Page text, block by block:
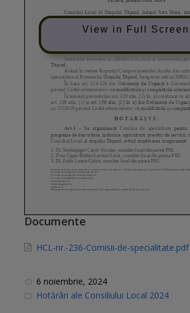
View in Full Screen
Documente
HCL-nr.-236-Comisii-de-specialitate.pdf
6 noiembrie, 2024
C
Hotărâri ale Consiliului Local 2024